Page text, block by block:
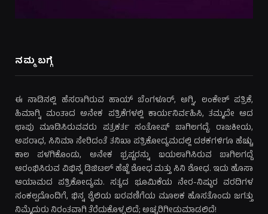
ನಮ್ಮ ಬಗ್ಗೆ
ಈ ನಾಡಿನಲ್ಲಿ ಹೆಸರಾಗಿರುವ ಹಾಯ್ ಬೆಂಗಳೂರ್, ಅಗ್ನಿ, ಲಂಕೇಶ್ ಪತ್ರಿಕೆ,
ಹಿಮಾಗ್ನಿ ಮಂತಾದ ಅನೇಕ ಪತ್ರಿಕೆಗಳಲ್ಲಿ ಕಾರ್ಯನಿರ್ವಹಿಸಿ, ತಮ್ಮದೇ ಆದ
ಛಾಪು ಮೂಡಿಸಿರುವವರು ಪತ್ರಕರ್ತ ಸಂತೋಷ್ ಬಾಗಿಲಗದ್ದೆ. ರಾಜಕೀಯ,
ಅಪರಾಧ, ಸಿನಿಮಾ ಸೇರಿದಂತೆ ತನಿಖಾ ಪತ್ರಿಕೋದ್ಯಮದಲ್ಲಿ ದಶಕಗಳಿಗೂ ಹೆಚ್ಚು
ಕಾಲ ಪಳಗಿಕೊಂಡು, ಅನೇಕ ಭ್ರಷ್ಟರನ್ನು ಬಯಲಾಗಿಸಿರುವ ಬಾಗಿಲಗದ್ದೆ
ಆರಂಭಿಸಿರುವ ವಿಭಿನ್ನ ಡಿಜಿಟಲ್ ಹೆಜ್ಜೆ ಶೋಧ ಮತ್ತು ಸಿನಿ ಶೋಧ. ಇದು ಹೊಸಾ
ಆಯಾಮದ ಪತ್ರಿಕೋದ್ಯಮ. ಸತ್ಯದ ಭೂಮಿಕೆಯ ನೇರ-ನಿಷ್ಠುರ ವರದಿಗಳ
ಸಂಕಲ್ಪದೊಂದಿಗೆ, ಭಿನ್ನ ಶೈಲಿಯ ಬರವಣಿಗೆಯ ಮೂಲಕ ಹೊಸತೊಂದು ಜಗತ್ತು
ನಿಮ್ಮೆದುರು ನಿರಂತವಾಗಿ ತೆರೆದುಕೊಳ್ಳಲಿದೆ; ಅಚ್ಚರಿಗೀಡುಮಾಡಲಿದೆ!